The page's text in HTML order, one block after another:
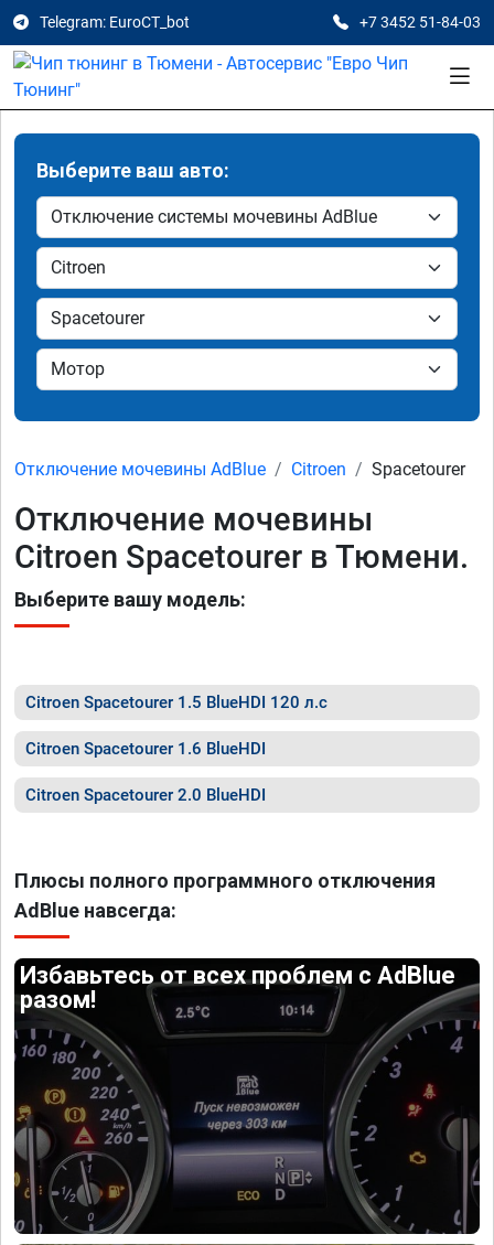
Telegram: EuroCT_bot +7 3452 51-84-03
Выберите ваш авто:
Отключение мочевины AdBlue Citroen Spacetourer
Отключение мочевины
Citroen Spacetourer в Тюмени.
Выберите вашу модель:
Citroen Spacetourer 1.5 BlueHDI 120 л.с
Citroen Spacetourer 1.6 BlueHDI
Citroen Spacetourer 2.0 BlueHDI
Плюсы полного программного отключения
AdBlue навсегда:
Избавьтесь от всех проблем с AdBlue
разом!